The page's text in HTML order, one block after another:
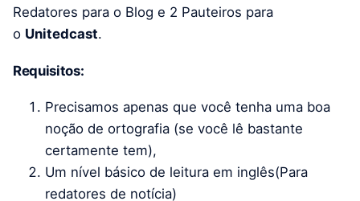
Redatores para o Blog e 2 Pauteiros para
o Unitedcast.
Requisitos:
Precisamos apenas que você tenha uma boa
noção de ortografia (se você lê bastante
certamente tem),
Um nível básico de leitura em inglês(Para
redatores de notícia)